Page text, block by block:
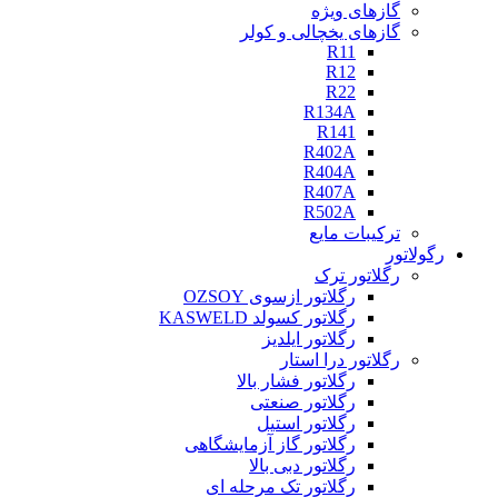
گازهای ویژه
گازهای یخچالی و کولر
R11
R12
R22
R134A
R141
R402A
R404A
R407A
R502A
ترکیبات مایع
رگولاتور
رگلاتور ترک
رگلاتور ازسوی OZSOY
رگلاتور کسولد KASWELD
رگلاتور ایلدیز
رگلاتور درا استار
رگلاتور فشار بالا
رگلاتور صنعتی
رگلاتور استیل
رگلاتور گاز آزمایشگاهی
رگلاتور دبی بالا
رگلاتور تک مرحله ای